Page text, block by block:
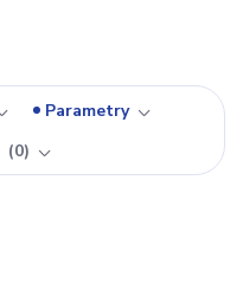
Parametry
0